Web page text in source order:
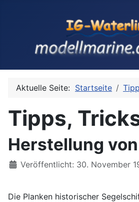
Aktuelle Seite: Startseite
Tipps,
Herstellung
Details
Veröffentlicht: 30. November
Die Planken historischer